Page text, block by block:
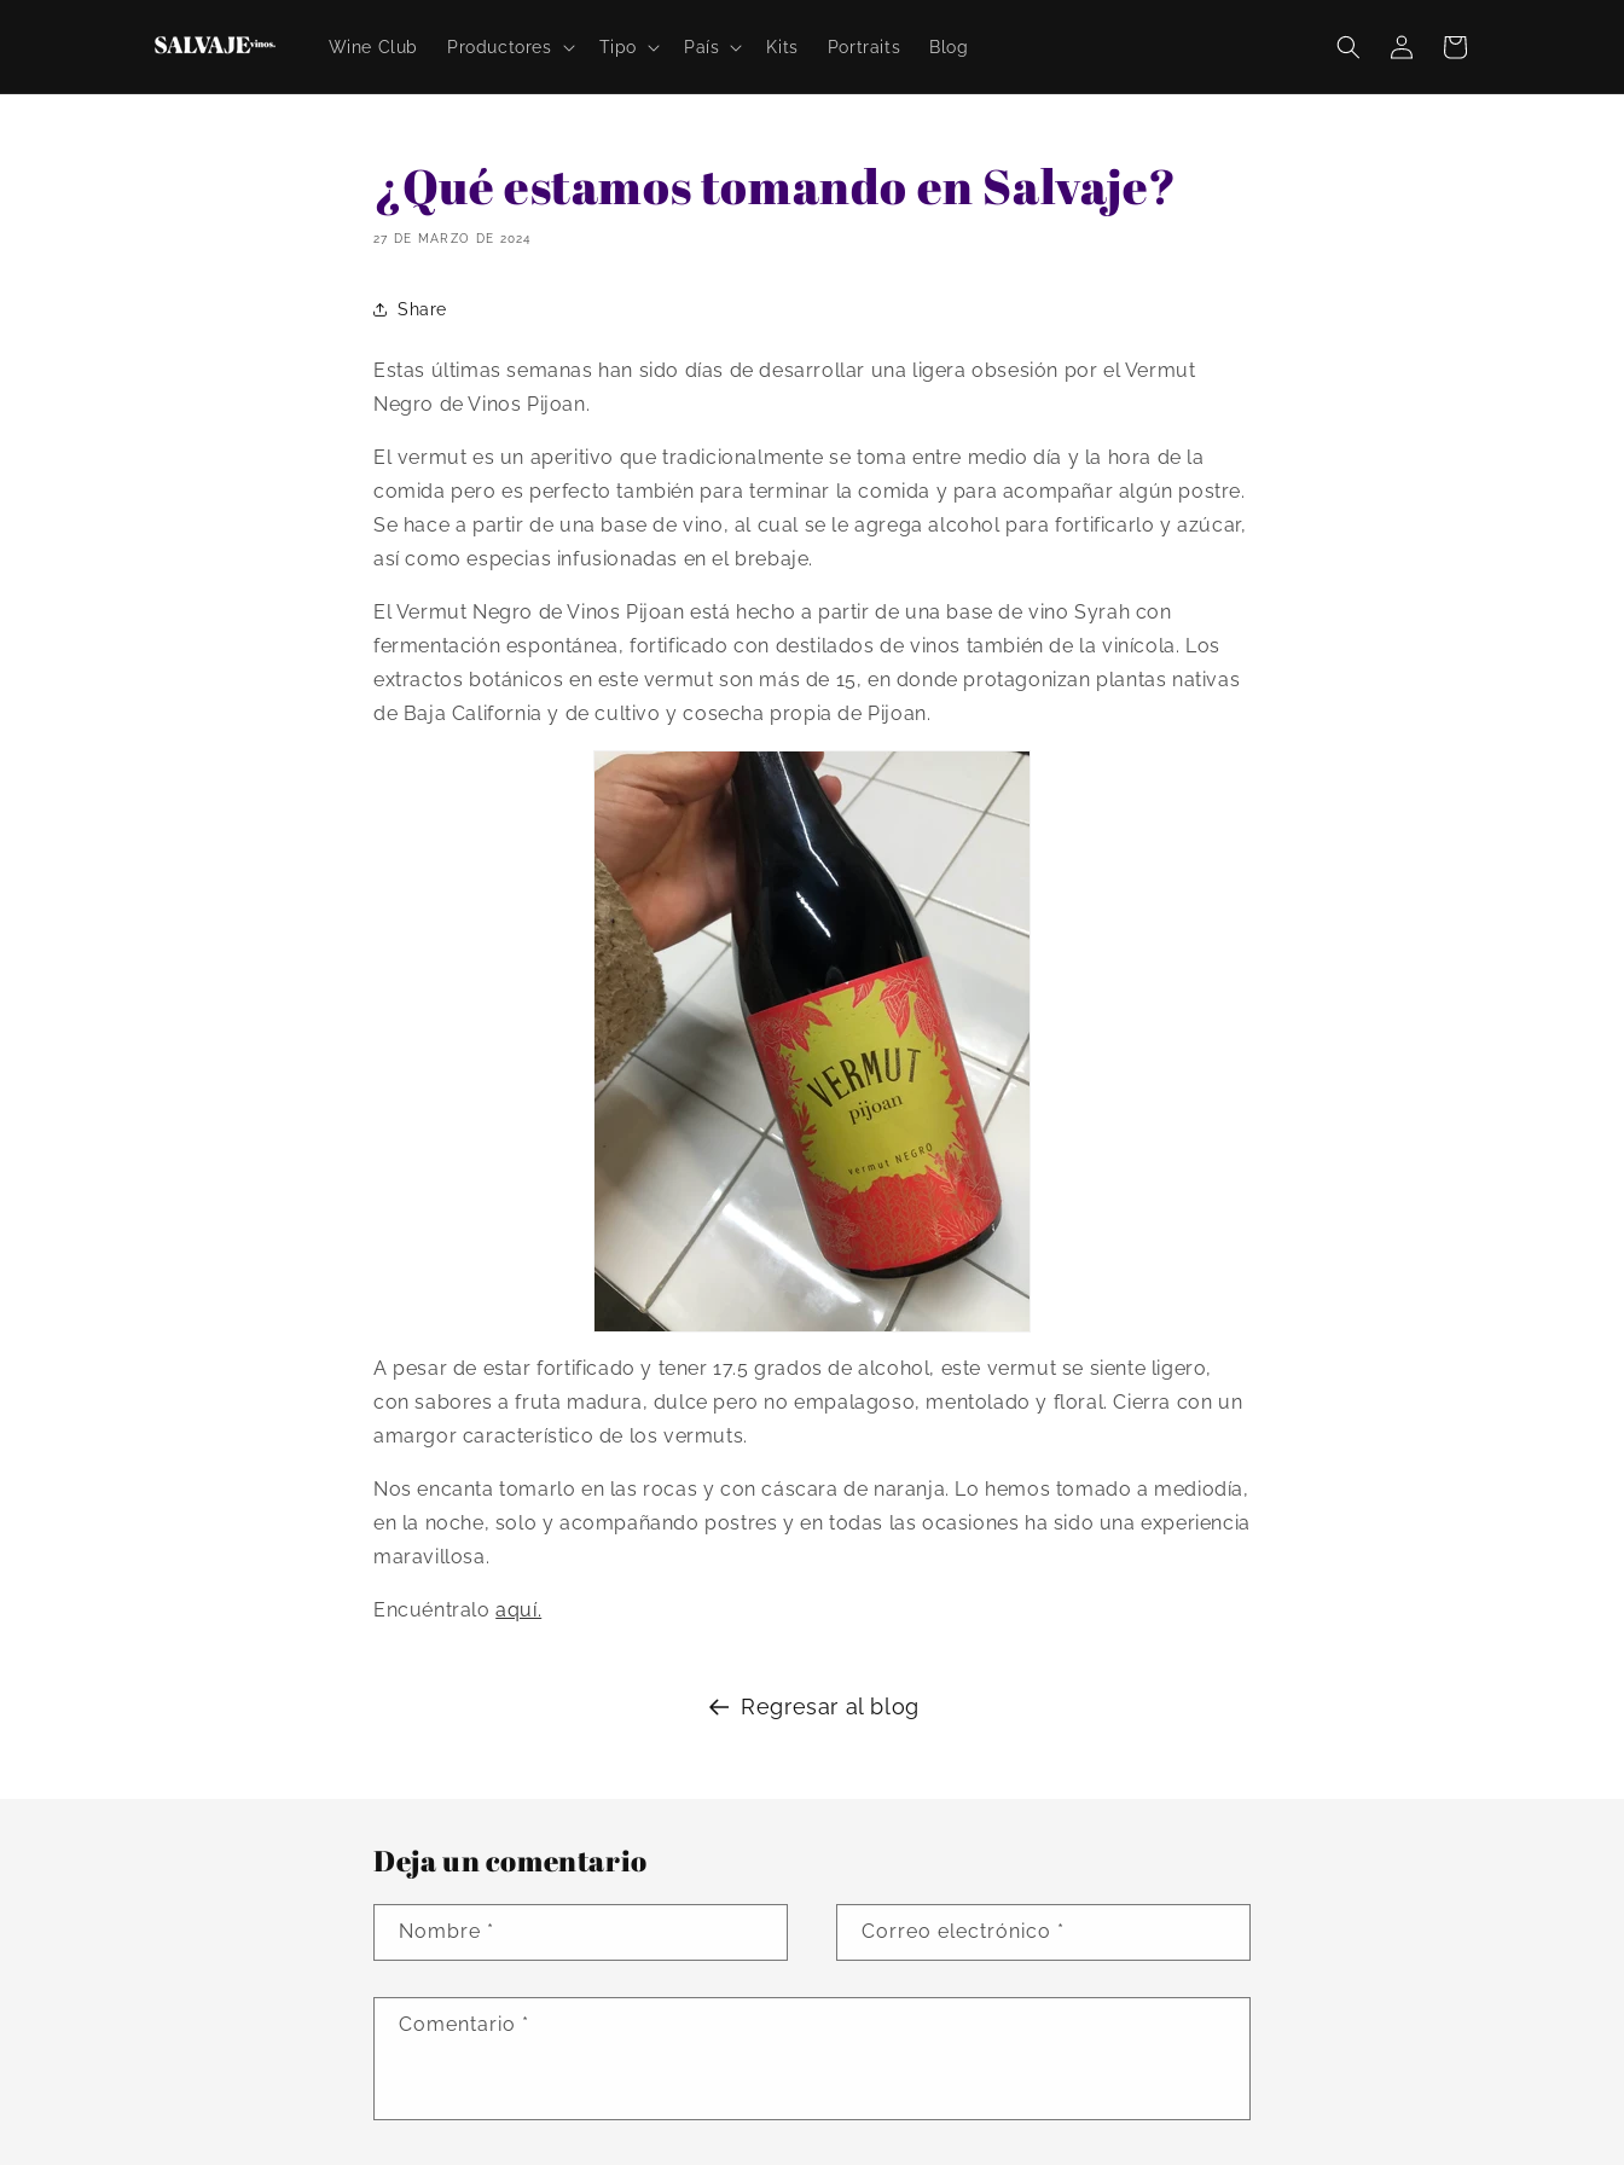
Wine Club Productores Tipo País Kits Portraits Blog
sesión
Carrito
¿Qué estamos tomando en Salvaje?
27 DE MARZO DE 2024
Share
Estas últimas semanas han sido días de desarrollar una ligera obsesión por el Vermut
Negro de Vinos Pijoan.
El vermut es un aperitivo que tradicionalmente se toma entre medio día y la hora de la
comida pero es perfecto también para terminar la comida y para acompañar algún postre.
Se hace a partir de una base de vino, al cual se le agrega alcohol para fortificarlo y azúcar,
así como especias infusionadas en el brebaje.
El Vermut Negro de Vinos Pijoan está hecho a partir de una base de vino Syrah con
fermentación espontánea, fortificado con destilados de vinos también de la vinícola. Los
extractos botánicos en este vermut son más de 15, en donde protagonizan plantas nativas
de Baja California y de cultivo y cosecha propia de Pijoan.
A pesar de estar fortificado y tener 17.5 grados de alcohol, este vermut se siente ligero,
con sabores a fruta madura, dulce pero no empalagoso, mentolado y floral. Cierra con un
amargor característico de los vermuts.
Nos encanta tomarlo en las rocas y con cáscara de naranja. Lo hemos tomado a mediodía,
en la noche, solo y acompañando postres y en todas las ocasiones ha sido una experiencia
maravillosa.
Encuéntraloaquí.
Regresar al blog
Deja un comentario
Nombre * Correo electrónico *
Comentario *